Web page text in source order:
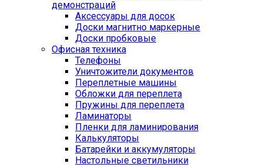
демонстраций
Аксессуары для досок
Доски магнитно маркерные
Доски пробковые
Офисная техника
Телефоны
Уничтожители документов
Переплетные машины
Обложки для переплета
Пружины для переплета
Ламинаторы
Пленки для ламинирования
Калькуляторы
Батарейки и аккумуляторы
Настольные светильники